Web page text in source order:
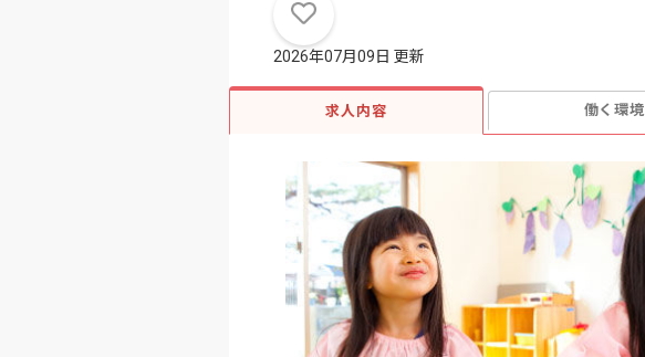
2026年07月09日 更新
求人内容 働く環境